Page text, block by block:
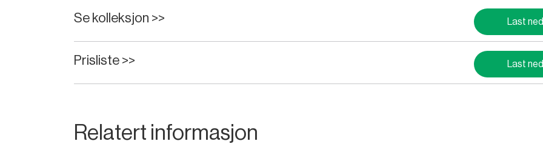
Se kolleksjon >> Last ned
Prisliste >> Last ned
Relatert informasjon